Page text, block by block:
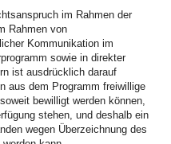
im Rahmen der
Rahmen von
Kommunikation im
sowie in direkter
ist ausdrücklich darauf
aus dem Programm freiwillige
bewilligt werden können,
stehen, und deshalb ein
wegen Überzeichnung des